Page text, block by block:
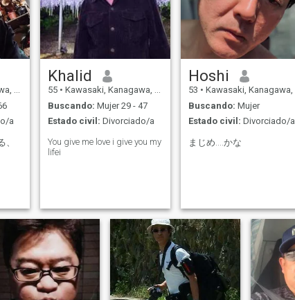
a
Khalid
55 • Kawasaki, Kanagawa, Japón
Buscando: Mujer 29 - 47
Estado civil: Divorciado/a
You give me love i give you my
lifei
Hoshi
53 • Kawasaki, Kanagawa, Japón
Buscando: Mujer
Estado civil: Divorciado/a
まじめ....かな